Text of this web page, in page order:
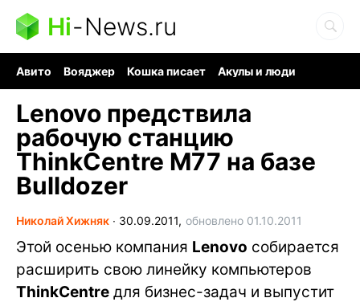
Hi-News.ru
Авито Вояджер Кошка писает
Акулы и люди
Lenovo предствила
рабочую станцию
ThinkCentre M77 на базе
Bulldozer
Николай Хижняк ∙ 30.09.2011, обновлено 01.10.2011
Этой осенью компания Lenovo собирается
расширить свою линейку компьютеров
ThinkCentre для бизнес-задач и выпустит